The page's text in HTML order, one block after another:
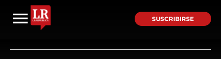
SUSCRIBIRSE